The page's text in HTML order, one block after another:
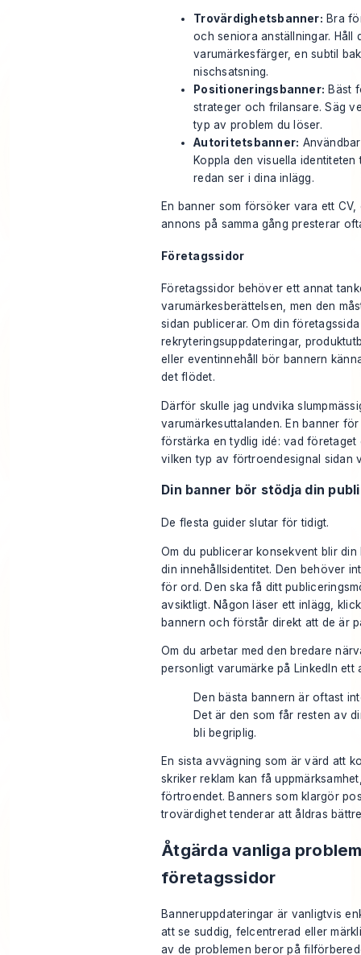
Trovärdighetsbanner: Bra
och seniora anställningar. Håll
varumärkesfärger, en subtil
nischsatsning.
Positioneringsbanner: Bäst
strateger och frilansare. Säg
typ av problem du löser.
Autoritetsbanner:
Koppla den visuella identiteten
redan ser i dina inlägg.
En banner som försöker vara ett
annons på samma gång presterar
Företagssidor
Företagssidor behöver ett annat
varumärkesberättelsen, men den
sidan publicerar. Om din
rekryteringsuppdateringar,
eller eventinnehåll bör bannern
det flödet.
Därför skulle jag undvika
varumärkesuttalanden. En banner
förstärka en tydlig idé: vad företaget
vilken typ av förtroendesignal sidan
Din banner bör stödja din
De flesta guider slutar för tidigt.
Om du publicerar konsekvent blir
din innehållsidentitet. Den behöver
för ord. Den ska få ditt
avsiktligt. Någon läser ett inlägg,
bannern och förstår direkt att de är
Om du arbetar med den bredare
personligt varumärke på LinkedIn ett
Den bästa bannern är oftast
Det är den som får resten av
bli begriplig.
En sista avvägning som är värd att
skriker reklam kan få
förtroendet. Banners som klargör
trovärdighet tenderar att åldras
Åtgärda vanliga
företagssidor
Banneruppdateringar är vanligtvis
att se suddig, felcentrerad eller
av de problemen beror på